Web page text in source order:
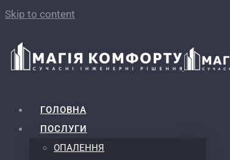
Skip to content
ГОЛОВНА
ПОСЛУГИ
ОПАЛЕННЯ